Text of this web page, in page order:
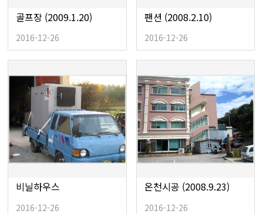
골프장 (2009.1.20)
2016-12-26
팬션 (2008.2.10)
2016-12-26
비닐하우스
2016-12-26
온천시공 (2008.9.23)
2016-12-26